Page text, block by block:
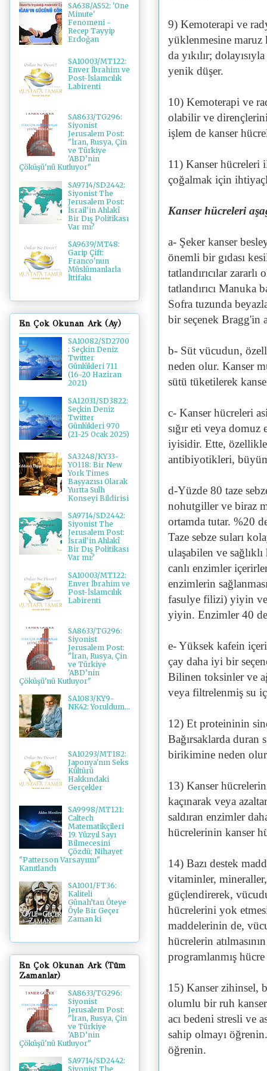
9) Kemoterapi ve
yüklenmesine maruz
da yıkılır;
yenik düşer.
10) Kemoterapi ve
olabilir ve
işlem de kanser
11) Kanser hücreleri
çoğalmak için
Kanser hücreleri
a- Şeker kanser
önemli bir gıdası
tatlandırıcılar
tatlandırıcı Manuka
Sofra tuzunda
bir seçenek Bragg'in
b- Süt vücudun,
neden olur. Kanser
sütü tüketilerek
c- Kanser hücreleri
sığır eti veya
iyisidir. Ette, özellikle
antibiyotikleri,
d-Yüzde 80 taze
nohutgiller ve biraz
ortamda tutar. %20
Taze sebze suları
ulaşabilen ve
canlı enzimler
enzimlerin
fasulye filizi) yiyin
yiyin. Enzimler 40
e- Yüksek kafein
çay daha iyi bir
Bilinen toksinler ve
veya filtrelenmiş su
12) Et proteininin
Bağırsaklarda
birikimine neden
13) Kanser
kaçınarak veya
saldıran enzimler
hücrelerinin kanser
14) Bazı destek
vitaminler,
güçlendirerek,
hücrelerini yok
maddelerinin de,
hücrelerin
programlanmış
15) Kanser zihinsel,
olumlu bir ruh kanser
acı bedeni stresli ve
sahip olmayı
öğrenin.
SA638/AS52: 'One
Minute'
Fenomeni -
Recep Tayyip
Erdoğan
SA10003/MT122:
Enver İbrahim ve
Post-İslamcılık
Labirenti
SA8633/TG296:
Siyonist
Jerusalem Post:
"İran, Rusya, Çin
ve Türkiye
'ABD’nin
Çöküşü'nü Kutluyor"
SA9714/SD2442:
Siyonist The
Jerusalem Post:
İsrail'in Ahlakî
Bir Dış Politikası
Var mı?
SA9639/MT48:
Garip Çift:
Franco'nun
Müslümanlarla
İttifakı
En Çok Okunan Ark (Ay)
SA10082/SD2700
: Seçkin Deniz
Twitter
Günlükleri 711
(16-20 Haziran
2021)
SA12031/SD3822:
Seçkin Deniz
Twitter
Günlükleri 970
(21-25 Ocak 2025)
SA3248/KY33-
YO118: Bir New
York Times
Başyazısı Olarak
Yurtta Sulh
Konseyi Bildirisi
SA9714/SD2442:
Siyonist The
Jerusalem Post:
İsrail'in Ahlakî
Bir Dış Politikası
Var mı?
SA10003/MT122:
Enver İbrahim ve
Post-İslamcılık
Labirenti
SA8633/TG296:
Siyonist
Jerusalem Post:
"İran, Rusya, Çin
ve Türkiye
'ABD’nin
Çöküşü'nü Kutluyor"
SA1083/KY9-
NK42: Yoruldum...
SA10293/MT182:
Japonya'nın Seks
Kültürü
Hakkındaki
Gerçekler
SA9998/MT121:
Caltech
Matematikçileri
19. Yüzyıl Sayı
Bilmecesini
Çözdü; Nihayet
"Patterson Varsayımı"
Kanıtlandı
SA1001/FT36:
Kaliteli
Günah’tan Öteye
Öyle Bir Geçer
Zaman ki
En Çok Okunan Ark (Tüm
Zamanlar)
SA8633/TG296:
Siyonist
Jerusalem Post:
"İran, Rusya, Çin
ve Türkiye
'ABD’nin
Çöküşü'nü Kutluyor"
SA9714/SD2442:
Siyonist The